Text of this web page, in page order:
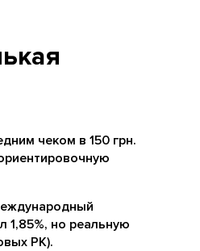
чеком в 150 грн.
1,85%, но реальную
РК).